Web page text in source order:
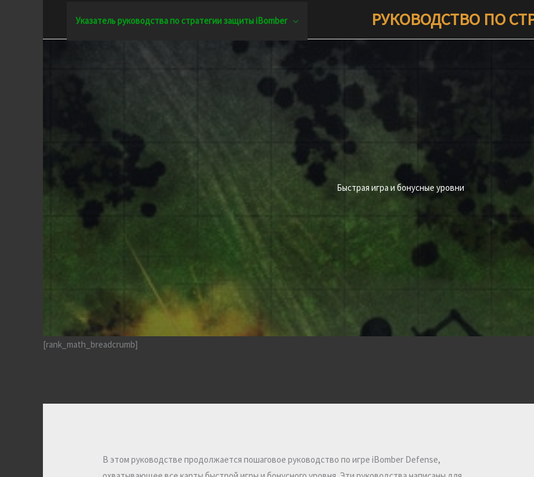
содержимому
РУКОВОДСТВО ПО
Указатель руководства по стратегии защиты iBomber
Быстрая игра и бонусные уровни
[rank_math_breadcrumb]
В этом руководстве продолжается пошаговое руководство по игре iBomber Defense,